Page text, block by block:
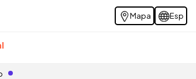
Mapa Esp